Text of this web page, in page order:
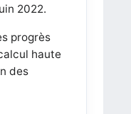
2022.
progrès
haute
des